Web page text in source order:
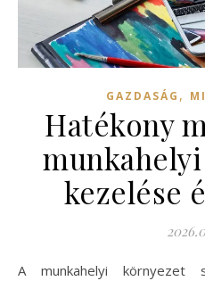
GAZDASÁG ,
Hatékony
kezelése
A munkahelyi környezet sokféle személyiséget és